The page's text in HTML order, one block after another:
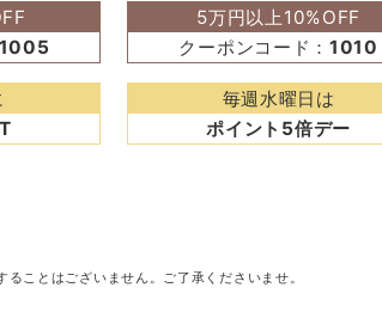
1005
5万円以上10%OFF
クーポンコード：1010
毎週水曜日は
ポイント5倍デー
ことはございません。ご了承くださいませ。